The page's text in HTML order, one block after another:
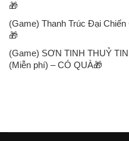
🎁
(Game) Thanh Trúc Đại
🎁
(Game) SƠN TINH THUỶ
(Miễn phí) – CÓ QUÀ🎁